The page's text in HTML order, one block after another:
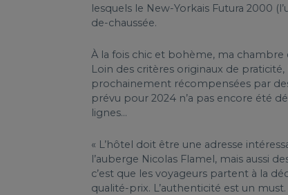
lesquels le New-Yorkais Futura 2000
de-chaussée.
À la fois chic et bohème, ma
Loin des critères originaux de
prochainement récompensées par
prévu pour 2024 n’a pas encore été
lignes...
« L’hôtel doit être une adresse
l’auberge Nicolas Flamel, mais aussi
c’est que les voyageurs partent à la
qualité-prix. L’authenticité est un